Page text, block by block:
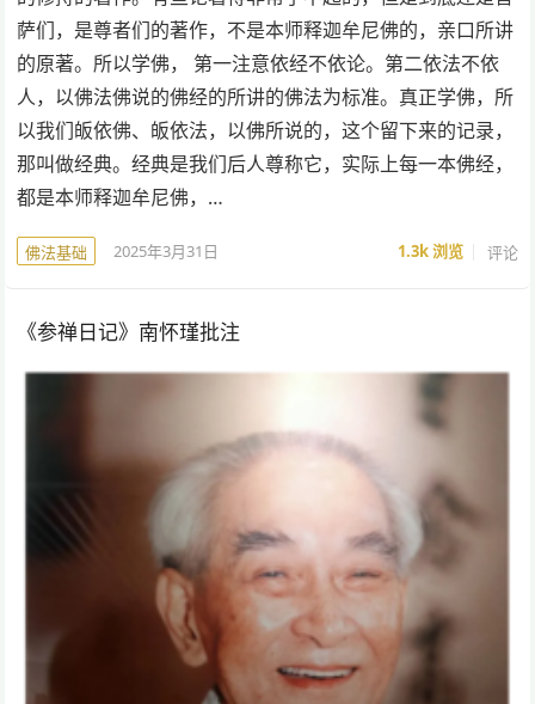
萨们，是尊者们的著作，不是本师释迦牟尼佛的，亲口所讲
的原著。所以学佛， 第一注意依经不依论。第二依法不依
人，以佛法佛说的佛经的所讲的佛法为标准。真正学佛，所
以我们皈依佛、皈依法，以佛所说的，这个留下来的记录，
那叫做经典。经典是我们后人尊称它，实际上每一本佛经，
都是本师释迦牟尼佛，…
佛法基础 2025年3月31日 1.3k浏览 评论
《参禅日记》南怀瑾批注